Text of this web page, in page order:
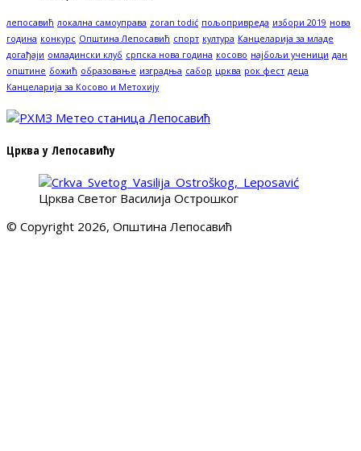
лепосавић локална самоуправа zoran todić пољопривреда избори 2019 нова
година конкурс Општина Лепосавић спорт култура Канцеларија за младе
догађаји омладински клуб српска нова година косово најбољи ученици дан
општине божић образовање изградња сабор црква рок фест деца
Канцеларија за Косово и Метохију
Црква у Лепосавићу
Црква Светог Василија Острошког
© Copyright 2026, Општина Лепосавић